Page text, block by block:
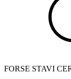
FORSE STAVI